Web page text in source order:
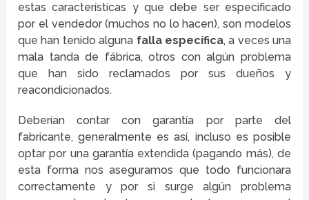
estas características y que debe ser especificado
por el vendedor (muchos no lo hacen), son modelos
que han tenido alguna falla específica, a veces una
mala tanda de fábrica, otros con algún problema
que han sido reclamados por sus dueños y
reacondicionados.
Deberían contar con garantía por parte del
fabricante, generalmente es así, incluso es posible
optar por una garantía extendida (pagando más), de
esta forma nos aseguramos que todo funcionara
correctamente y por si surge algún problema